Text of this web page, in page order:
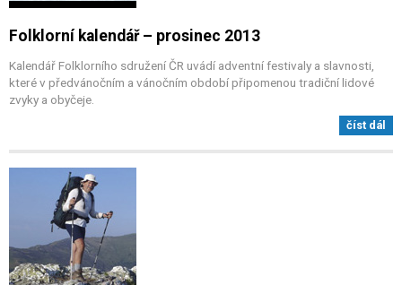
Folklorní kalendář – prosinec 2013
Kalendář Folklorního sdružení ČR uvádí adventní festivaly a slavnosti,
které v předvánočním a vánočním období připomenou tradiční lidové
zvyky a obyčeje.
číst dál